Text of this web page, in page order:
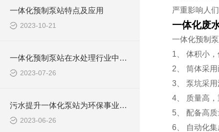
一体化预制泵站特点及应用
2023-10-21
一体化预制泵站在水处理行业中的应用
2023-07-26
污水提升一体化泵站为环保事业做出了哪些贡献？
2023-06-26
严重影响人
一体化废
一体化预制
1、 体积小
2、 筒体采
3、 泵坑采
4、 质量高
5、 配备高
6、 自动化